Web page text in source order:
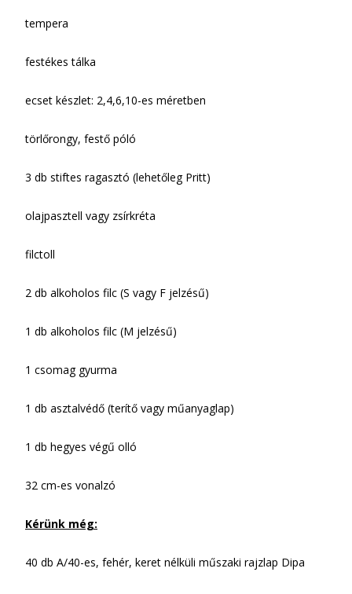
tempera
festékes tálka
ecset készlet: 2,4,6,10-es méretben
törlőrongy, festő póló
3 db stiftes ragasztó (lehetőleg Pritt)
olajpasztell vagy zsírkréta
filctoll
2 db alkoholos filc (S vagy F jelzésű)
1 db alkoholos filc (M jelzésű)
1 csomag gyurma
1 db asztalvédő (terítő vagy műanyaglap)
1 db hegyes végű olló
32 cm-es vonalzó
Kérünk még:
40 db A/40-es, fehér, keret nélküli műszaki rajzlap Dipa